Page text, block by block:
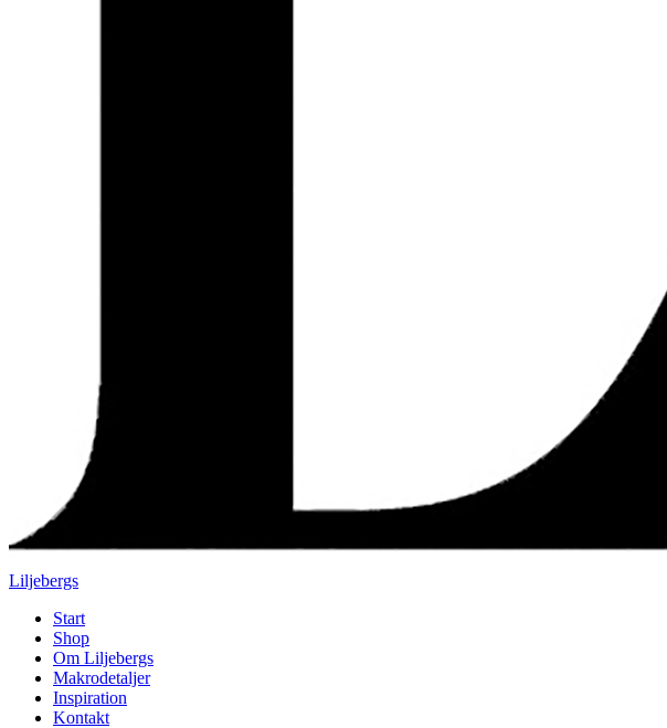
Liljebergs
Start
Shop
Om Liljebergs
Makrodetaljer
Inspiration
Kontakt